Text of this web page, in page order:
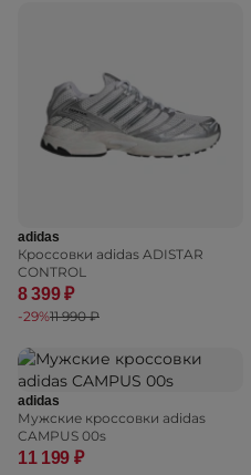
adidas
Кроссовки adidas ADISTAR
CONTROL
8 399 ₽
-29%11 990 ₽
adidas
Мужские кроссовки adidas
CAMPUS 00s
11 199 ₽